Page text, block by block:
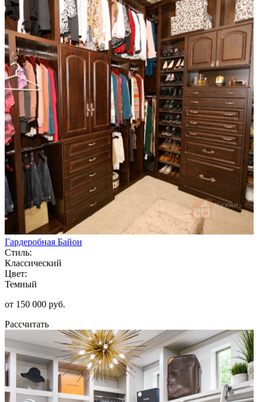
Гардеробная Байон
Стиль:
Классический
Цвет:
Темный
от 150 000 руб.
Рассчитать